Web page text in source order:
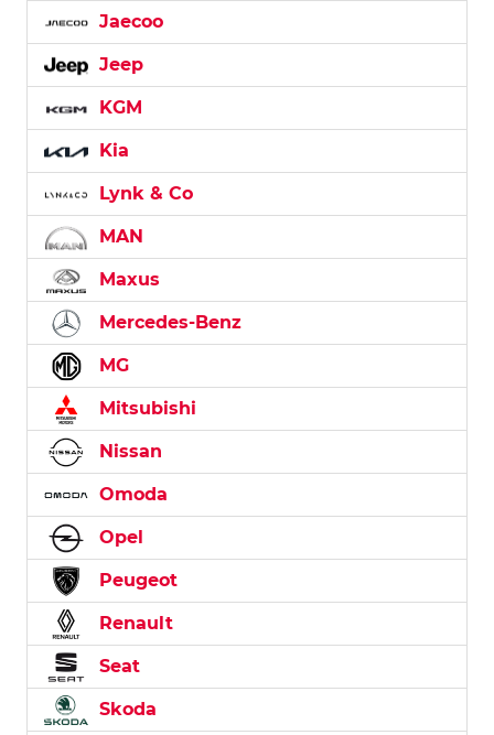
Jaecoo
Jeep
KGM
Kia
Lynk & Co
MAN
Maxus
Mercedes-Benz
MG
Mitsubishi
Nissan
Omoda
Opel
Peugeot
Renault
Seat
Skoda